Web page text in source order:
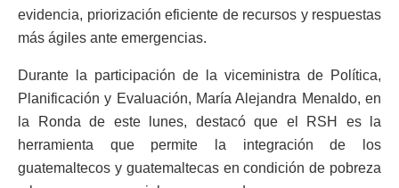
evidencia, priorización eficiente de recursos y respuestas
más ágiles ante emergencias.
Durante la participación de la viceministra de Política,
Planificación y Evaluación, María Alejandra Menaldo, en
la Ronda de este lunes, destacó que el RSH es la
herramienta que permite la integración de los
guatemaltecos y guatemaltecas en condición de pobreza